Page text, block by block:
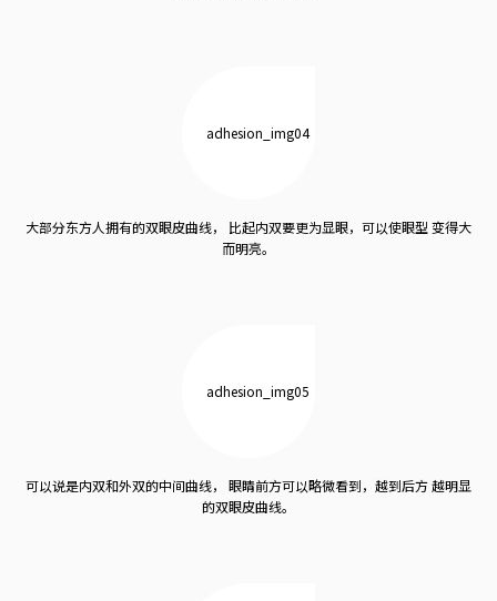
大部分东方人拥有的双眼皮曲线， 比起内双要更为显眼，可以使眼型 变得大
而明亮。
可以说是内双和外双的中间曲线， 眼睛前方可以略微看到，越到后方越明显
的双眼皮曲线。